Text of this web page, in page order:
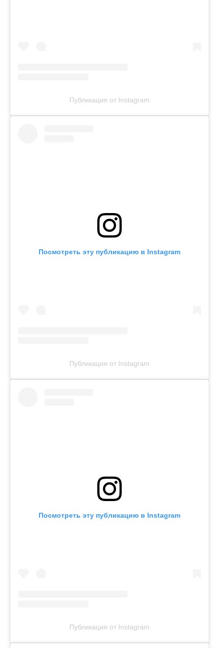
Публикация от Instagram
Посмотреть эту публикацию в Instagram
Публикация от Instagram
Посмотреть эту публикацию в Instagram
Публикация от Instagram